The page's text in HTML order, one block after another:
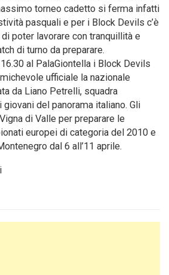
torneo cadetto si ferma infatti
pasquali e per i Block Devils c’è
poter lavorare con tranquillità e
di turno da preparare.
al PalaGiontella i Block Devils
ufficiale la nazionale
da Liano Petrelli, squadra
del panorama italiano. Gli
di Valle per preparare le
europei di categoria del 2010 e
dal 6 all’11 aprile.